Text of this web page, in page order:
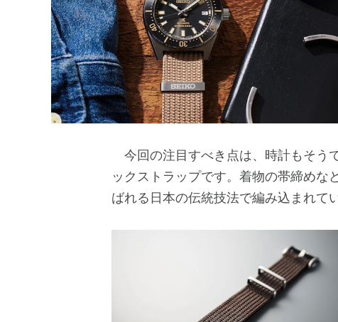
今回の注目すべき点は、時計もそう
ックストラップです。着物の帯締めな
ばれる日本の伝統技法で編み込まれて